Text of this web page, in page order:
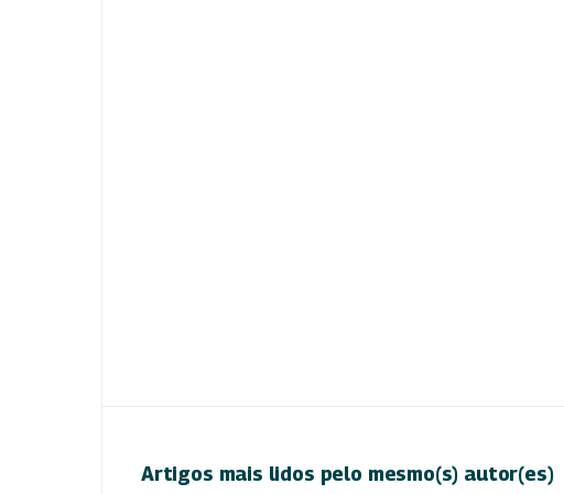
Artigos mais lidos pelo mesmo(s) autor(es)